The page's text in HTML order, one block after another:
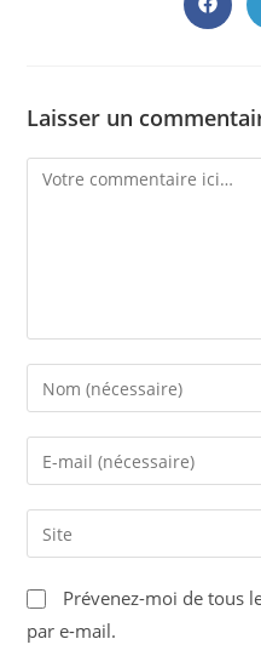
Ouvrir
dans
Laisser un
Comment
Enter
your
name
comment
Enter
your
email
address
comment
Saisir
l’URL
de
votre
site
Prévenez-moi de tous
par e-mail.